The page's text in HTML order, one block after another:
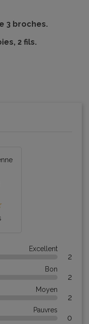
3 broches.
2 fils.
Excellent
2
Bon
2
Moyen
2
Pauvres
0